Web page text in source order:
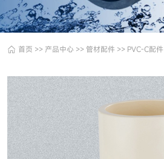
首页 >> 产品中心 >> 管材配件 >> PVC-C配件